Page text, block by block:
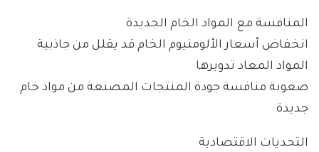
المنافسة مع المواد الخام الجديدة
انخفاض أسعار الألومنيوم الخام قد يقلل من جاذبية
المواد المعاد تدويرها
صعوبة منافسة جودة المنتجات المصنعة من مواد خام
جديدة
التحديات الاقتصادية